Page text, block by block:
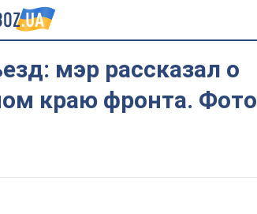
мэр рассказал о
краю фронта. Фото